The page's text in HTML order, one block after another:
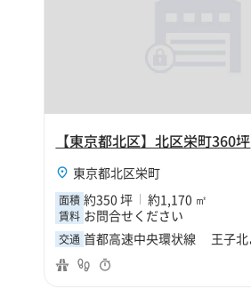
東京都北区栄町
面積 約350 坪 約1,170 ㎡
賃料 お問合せください
交通 首都高速中央環状線 王子北